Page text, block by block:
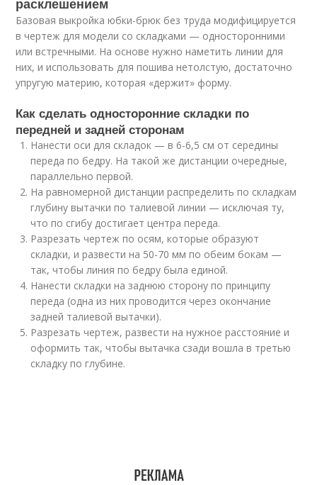
Базовая выкройка юбки-брюк без труда модифицируется
в чертеж для модели со складками — односторонними
или встречными. На основе нужно наметить линии для
них, и использовать для пошива нетолстую, достаточно
упругую материю, которая «держит» форму.
Как сделать односторонние складки по
передней и задней сторонам
Нанести оси для складок — в 6-6,5 см от середины
переда по бедру. На такой же дистанции очередные,
параллельно первой.
На равномерной дистанции распределить по складкам
глубину вытачки по талиевой линии — исключая ту,
что по сгибу достигает центра переда.
Разрезать чертеж по осям, которые образуют
складки, и развести на 50-70 мм по обеим бокам —
так, чтобы линия по бедру была единой.
Нанести складки на заднюю сторону по принципу
переда (одна из них проводится через окончание
задней талиевой вытачки).
Разрезать чертеж, развести на нужное расстояние и
оформить так, чтобы вытачка сзади вошла в третью
складку по глубине.